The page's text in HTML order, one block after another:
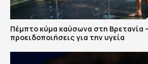
Πέμπτο κύμα καύσωνα στη Βρετανία
προειδοποιήσεις για την υγεία